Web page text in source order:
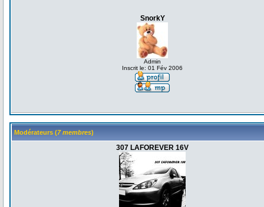
SnorkY
Admin
Inscrit le: 01 Fév 2006
Modérateurs (7 membres)
307 LAFOREVER 16V